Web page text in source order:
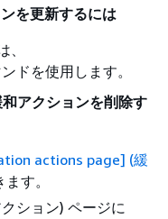
を更新するには
ドを使用します。
アクションを削除す
actions page] (緩
す。
ション) ページに